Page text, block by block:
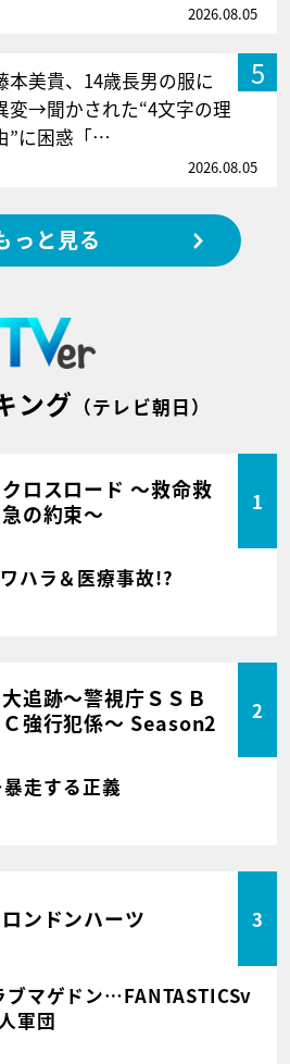
2026.08.05
5
本美貴、14歳長男の服に
変→聞かされた“4文字の理
”に困惑「…
2026.08.05
っと見る
ング （テレビ朝日）
クロスロード ～救命救
急の約束～
1
ハラ＆医療事故!?
大追跡～警視庁ＳＳＢ
Ｃ強行犯係～ Season2
2
走する正義
ロンドンハーツ 3
ブマゲドン…FANTASTICSv
軍団